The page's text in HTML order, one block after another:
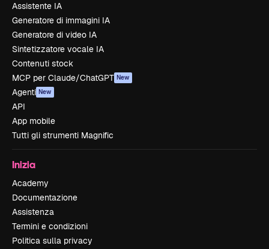
Assistente IA
Generatore di immagini IA
Generatore di video IA
Sintetizzatore vocale IA
Contenuti stock
MCP per Claude/ChatGPT New
Agenti New
API
App mobile
Tutti gli strumenti Magnific
Inizia
Academy
Documentazione
Assistenza
Termini e condizioni
Politica sulla privacy